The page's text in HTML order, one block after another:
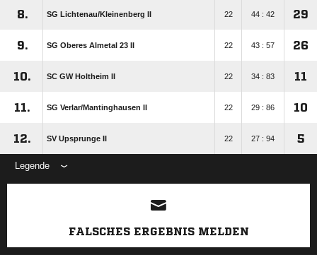
8. SG Lichtenau/​Kleinenberg II 22 44 : 42 29
9. SG Oberes Almetal 23 II 22 43 : 57 26
10. SC GW Holtheim II 22 34 : 83 11
11. SG Verlar/​Mantinghausen II 22 29 : 86 10
12. SV Upsprunge II 22 27 : 94 5
Legende
ANZEIGE
FALSCHES ERGEBNIS MELDEN